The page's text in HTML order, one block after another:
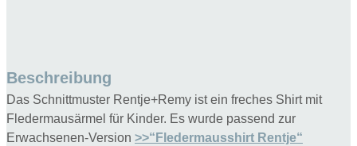
Menge
Beschreibung
Das Schnittmuster Rentje+Remy ist ein freches Shirt mit
Fledermausärmel für Kinder. Es wurde passend zur
Erwachsenen-Version >>“Fledermausshirt Rentje“